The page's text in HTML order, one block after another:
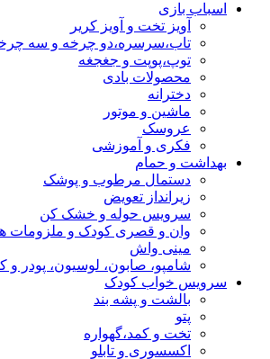
اسباب بازی
آویز تخت و آویز کریر
تاب،سرسره،دو چرخه و سه
توپ،پوپت و جغجغه
محصولات بادی
دخترانه
ماشین و موتور
عروسک
فکری و آموزشی
بهداشت و حمام
دستمال مرطوب و پوشک
زیرانداز تعویض
سرویس حوله و خشک کن
وان و قصری کودک و ملزومات
مینی واش
شامپو، صابون، لوسیون، پودر و
سرویس خواب کودک
بالشت و پشه بند
پتو
تخت و کمد،گهواره
اکسسوری و تابلو